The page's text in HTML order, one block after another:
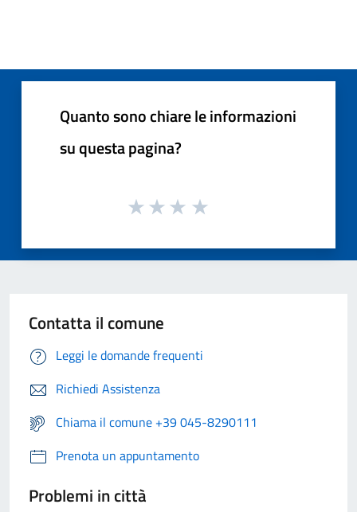
Quanto sono chiare le informazioni
su questa pagina?
Contatta il comune
Leggi le domande frequenti
Richiedi Assistenza
Chiama il comune +39 045-8290111
Prenota un appuntamento
Problemi in città